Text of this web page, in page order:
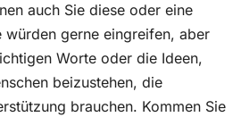
auch Sie diese oder eine
würden gerne eingreifen, aber
Worte oder die Ideen,
beizustehen, die
brauchen. Kommen Sie